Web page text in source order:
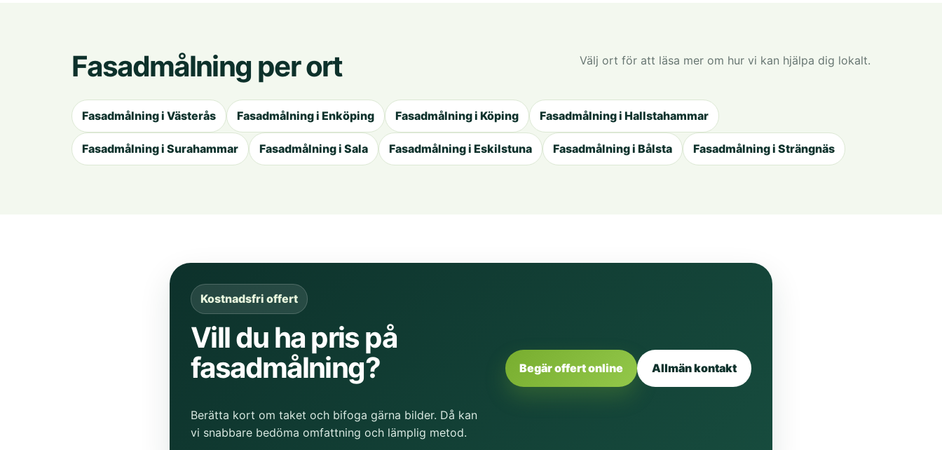
Fasadmålning per ort Välj ort för att läsa mer om hur vi kan hjälpa dig lokalt.
Fasadmålning i Västerås Fasadmålning i Enköping Fasadmålning i Köping Fasadmålning i Hallstahammar
Fasadmålning i Surahammar Fasadmålning i Sala Fasadmålning i Eskilstuna Fasadmålning i Bålsta Fasadmålning i Strängnäs
Kostnadsfri offert
Vill du ha pris på
fasadmålning?
Berätta kort om taket och bifoga gärna bilder. Då kan
vi snabbare bedöma omfattning och lämplig metod.
Begär offert online Allmän kontakt